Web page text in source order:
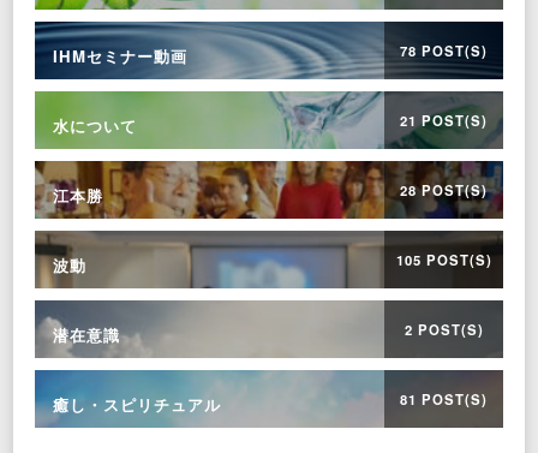
IHMセミナー動画 78 POST(S)
水について 21 POST(S)
江本勝 28 POST(S)
波動 105 POST(S)
潜在意識 2 POST(S)
癒し・スピリチュアル 81 POST(S)